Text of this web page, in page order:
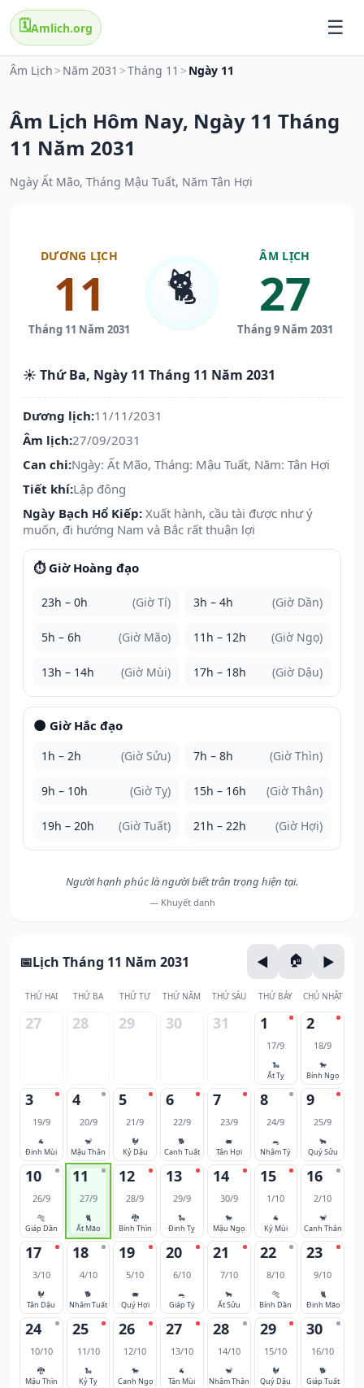
🗓️Amlich.org
Âm Lịch > Năm 2031 >Tháng 11 > Ngày 11
Âm Lịch Hôm Nay, Ngày 11 Tháng
11 Năm 2031
Ngày Ất Mão, Tháng Mậu Tuất, Năm Tân Hợi
DƯƠNG LỊCH
11
Tháng 11 Năm 2031
🐈
ÂM LỊCH
27
Tháng 9 Năm 2031
☀️ Thứ Ba, Ngày 11 Tháng 11 Năm 2031
Dương lịch:11/11/2031
Âm lịch:27/09/2031
Can chi:Ngày: Ất Mão, Tháng: Mậu Tuất, Năm: Tân Hợi
Tiết khí:Lập đông
Ngày Bạch Hổ Kiếp: Xuất hành, cầu tài được như ý
muốn, đi hướng Nam và Bắc rất thuận lợi
⏱️ Giờ Hoàng đạo
23h – 0h (Giờ Tí) 3h – 4h (Giờ Dần)
5h – 6h (Giờ Mão) 11h – 12h (Giờ Ngọ)
13h – 14h (Giờ Mùi) 17h – 18h (Giờ Dậu)
🌑 Giờ Hắc đạo
1h – 2h (Giờ Sửu) 7h – 8h (Giờ Thìn)
9h – 10h (Giờ Tỵ) 15h – 16h (Giờ Thân)
19h – 20h (Giờ Tuất) 21h – 22h (Giờ Hợi)
Người hạnh phúc là người biết trân trọng hiện tại.
— Khuyết danh
Lịch Tháng 11 Năm 2031
THỨ HAI THỨ BA THỨ TƯ THỨ NĂM THỨ SÁU THỨ BẢY CHỦ NHẬT
27 28 29 30 31 1
17/9
🐍
Ất Tỵ
2
18/9
🐎
Bính Ngọ
3
19/9
🐐
Đinh Mùi
4
20/9
🐒
Mậu Thân
5
21/9
🐓
Kỷ Dậu
6
22/9
🐕
Canh Tuất
7
23/9
🐖
Tân Hợi
8
24/9
🐀
Nhâm Tý
9
25/9
🐂
Quý Sửu
10
26/9
🐅
Giáp Dần
11
27/9
🐈
Ất Mão
12
28/9
🐉
Bính Thìn
13
29/9
🐍
Đinh Tỵ
14
30/9
🐎
Mậu Ngọ
15
1/10
🐐
Kỷ Mùi
16
2/10
🐒
Canh Thân
17
3/10
🐓
Tân Dậu
18
4/10
🐕
Nhâm Tuất
19
5/10
🐖
Quý Hợi
20
6/10
🐀
Giáp Tý
21
7/10
🐂
Ất Sửu
22
8/10
🐅
Bính Dần
23
9/10
🐈
Đinh Mão
24
10/10
🐉
Mậu Thìn
25
11/10
🐍
Kỷ Tỵ
26
12/10
🐎
Canh Ngọ
27
13/10
🐐
Tân Mùi
28
14/10
🐒
Nhâm Thân
29
15/10
🐓
Quý Dậu
30
16/10
🐕
Giáp Tuất